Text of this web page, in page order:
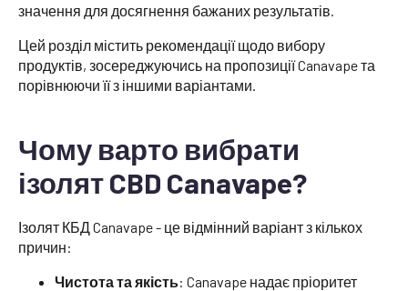
значення для досягнення бажаних результатів.
Цей розділ містить рекомендації щодо вибору
продуктів, зосереджуючись на пропозиції Canavape та
порівнюючи її з іншими варіантами.
Чому варто вибрати
ізолят CBD Canavape?
Ізолят КБД Canavape - це відмінний варіант з кількох
причин:
Чистота та якість: Canavape надає пріоритет